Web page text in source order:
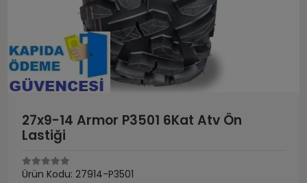
27x9-14 Armor P3501 6Kat Atv Ön
Lastiği
Ürün Kodu: 27914-P3501